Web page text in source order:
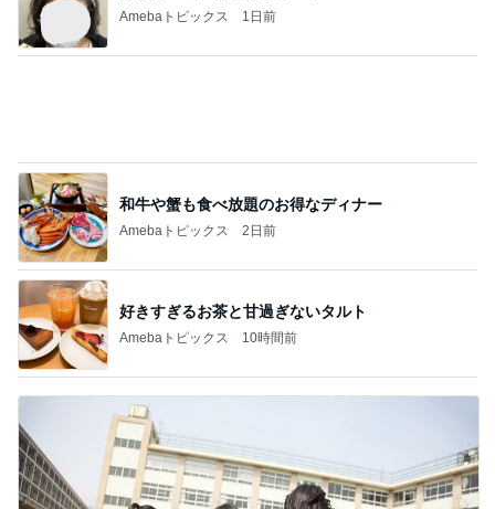
Amebaトピックス 1日前
好きすぎるお茶と甘過ぎないタルト
Amebaトピックス 10時間前